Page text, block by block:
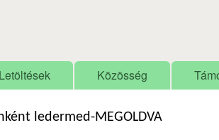
Letöltések Közösség
ledermed-MEGOLDVA